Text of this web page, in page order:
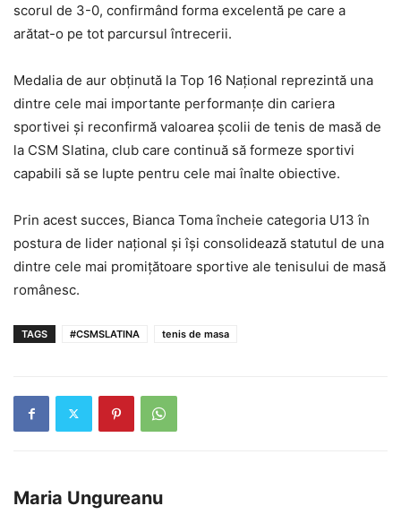
scorul de 3-0, confirmând forma excelentă pe care a
arătat-o pe tot parcursul întrecerii.
Medalia de aur obținută la Top 16 Național reprezintă una
dintre cele mai importante performanțe din cariera
sportivei și reconfirmă valoarea școlii de tenis de masă de
la CSM Slatina, club care continuă să formeze sportivi
capabili să se lupte pentru cele mai înalte obiective.
Prin acest succes, Bianca Toma încheie categoria U13 în
postura de lider național și își consolidează statutul de una
dintre cele mai promițătoare sportive ale tenisului de masă
românesc.
TAGS #CSMSLATINA tenis de masa
Maria Ungureanu